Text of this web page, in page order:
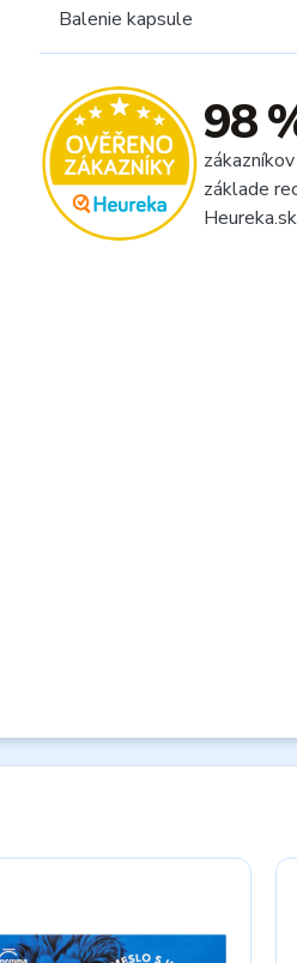
Balenie kapsule
98
základe
Heureka.sk